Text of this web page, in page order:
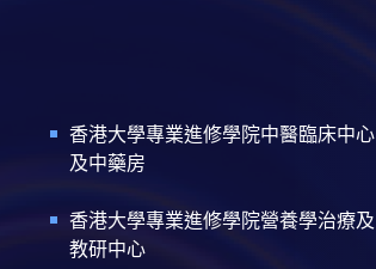
香港大學專業進修學院中醫臨床中心
及中藥房
香港大學專業進修學院營養學治療及
教研中心